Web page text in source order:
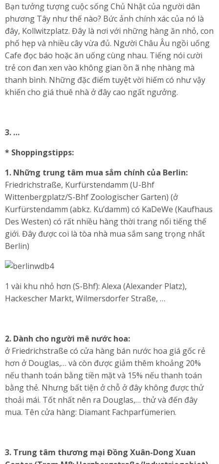
Bạn tưởng tượng cuộc sống Chủ Nhật của người dân
phương Tây như thế nào? Bức ảnh chính xác của nó là
đây, Kollwitzplatz. Đây là nơi với những hàng ăn nhỏ, con
phố hẹp và nhiều cây vừa đủ. Người Châu Âu ngồi uống
Cafe đọc báo hoặc ăn uống cùng nhau. Tiếng nói cười
trẻ con đan xen vào không gian ồn ã nhẹ nhàng mà
thanh bình. Những đặc điểm tuyệt vời hiếm có như vậy
khiến cho giá thuê nhà ở đây cao ngất ngưởng.
3. …
* Shoppingstipps:
1. Những trung tâm mua sắm chính của Berlin:
Friedrichstraße, Kurfürstendamm (U-Bhf
Wittenbergplatz/S-Bhf Zoologischer Garten) (ở
Kurfürstendamm (abkz. Ku’damm) có KaDeWe (Kaufhaus
Des Westen) có rất nhiều hàng thời trang nổi tiếng thế
giới. Đây được coi là tòa nhà mua sắm sang trọng nhất
Berlin)
1 vài khu nhỏ hơn (S-Bhf): Alexa (Alexander Platz),
Hackescher Markt, Wilmersdorfer Straße, …
2. Dành cho người mê nước hoa:
ở Friedrichstraße có cửa hàng bán nước hoa giá gốc rẻ
hơn ở Douglas,… và còn được giảm thêm khoảng 20%
nếu thanh toán bằng tiền mặt và 15% nếu thanh toán
bằng thẻ. Nhưng bất tiện ở chỗ ở đây không được thử
thoải mái. Tốt nhất nên ra Douglas,… thử và đến đây
mua. Tên cửa hàng: Diamant Fachparfümerien.
3. Trung tâm thương mại Đồng Xuân-Dong Xuan